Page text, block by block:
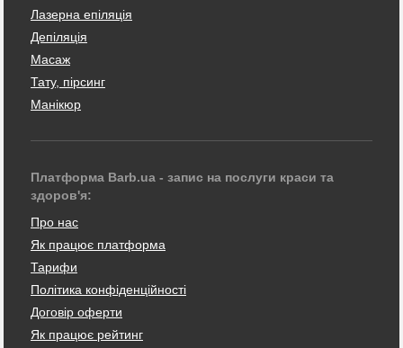
Лазерна епіляція
Депіляція
Масаж
Тату, пірсинг
Манікюр
Платформа Barb.ua - запис на послуги краси та
здоров'я:
Про нас
Як працює платформа
Тарифи
Політика конфіденційності
Договір оферти
Як працює рейтинг